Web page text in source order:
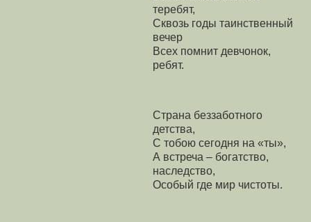
теребят,
Сквозь годы таинственный
вечер
Всех помнит девчонок,
ребят.
Страна беззаботного
детства,
С тобою сегодня на «ты»,
А встреча – богатство,
наследство,
Особый где мир чистоты.